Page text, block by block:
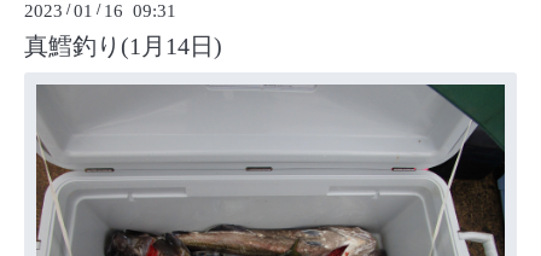
2023 /01 / 16 09:31
真鱈釣り(1月14日)